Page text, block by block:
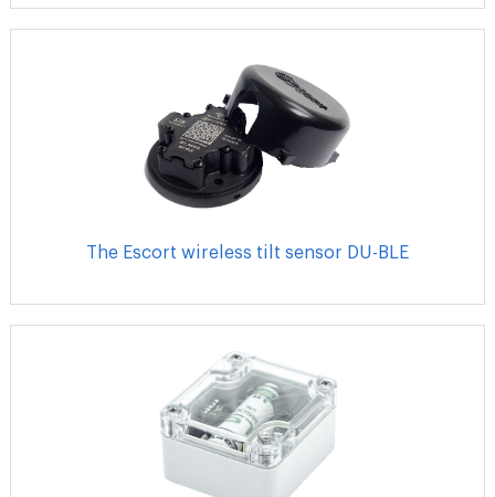
The Escort wireless tilt sensor DU-BLE